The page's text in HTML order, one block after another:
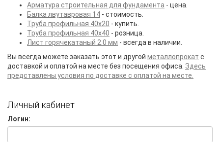
Арматура строительная для фундамента - цена.
Балка лвутавровая 14 - стоимость.
Труба профильная 40х20 - купить.
Труба профильная 40х40 - розница.
Лист горячекатаный 2.0 мм - всегда в наличии.
Вы всегда можете заказать этот и другой металлопрокат с
доставкой и оплатой на месте без посещения офиса. Здесь
представлены условия по доставке с оплатой на месте.
Личный кабинет
Логин: